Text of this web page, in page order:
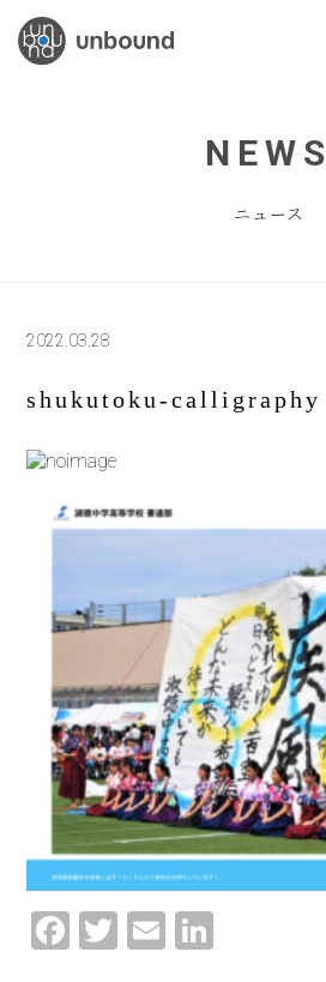
NEWS
ニュース
2022.03.28
shukutoku-calligraphy